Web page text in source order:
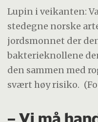
Lupin i veikanten:
stedegne norske
jordsmonnet der
bakterieknollene
den sammen med
svært høy risiko.